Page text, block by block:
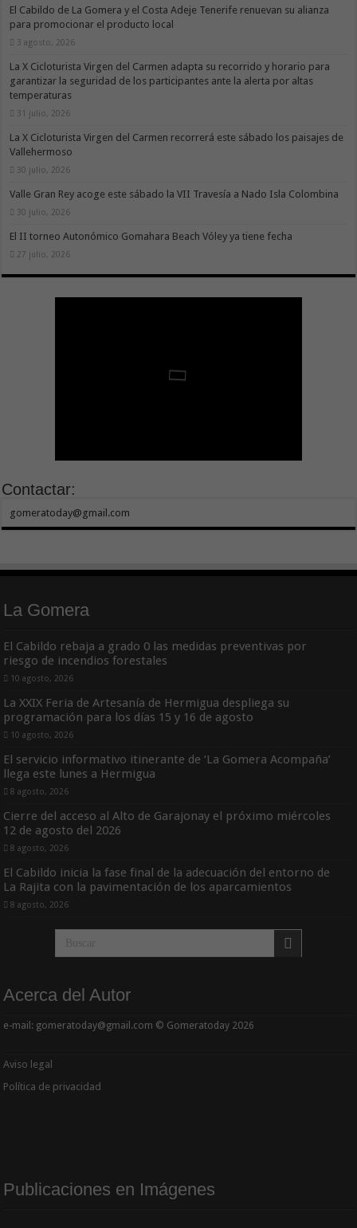
El Cabildo de La Gomera y el Costa Adeje Tenerife renuevan su alianza
para promocionar el producto local
3 agosto, 2026
La X Cicloturista Virgen del Carmen adapta su recorrido y horario para
garantizar la seguridad de los participantes ante la alerta por altas
temperaturas
31 julio, 2026
La X Cicloturista Virgen del Carmen recorrerá este sábado los paisajes de
Vallehermoso
30 julio, 2026
Valle Gran Rey acoge este sábado la VII Travesía a Nado Isla Colombina
30 julio, 2026
El II torneo Autonómico Gomahara Beach Vóley ya tiene fecha
27 julio, 2026
Contactar:
gomeratoday@gmail.com
La Gomera
El Cabildo rebaja a grado 0 las medidas preventivas por
riesgo de incendios forestales
10 agosto, 2026
La XXIX Feria de Artesanía de Hermigua despliega su
programación para los días 15 y 16 de agosto
10 agosto, 2026
El servicio informativo itinerante de ‘La Gomera Acompaña’
llega este lunes a Hermigua
8 agosto, 2026
Cierre del acceso al Alto de Garajonay el próximo miércoles
12 de agosto del 2026
8 agosto, 2026
El Cabildo inicia la fase final de la adecuación del entorno de
La Rajita con la pavimentación de los aparcamientos
8 agosto, 2026
Acerca del Autor
e-mail: gomeratoday@gmail.com © Gomeratoday 2026
Aviso legal
Política de privacidad
Publicaciones en Imágenes